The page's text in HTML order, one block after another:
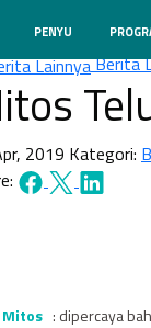
PENYU
Berita
2019 Kategori:
Mitos : dipercaya